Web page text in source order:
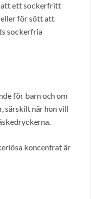
att ett sockerfritt
för sött att
sockerfria
för barn och om
särskilt när hon vill
koncentrat är